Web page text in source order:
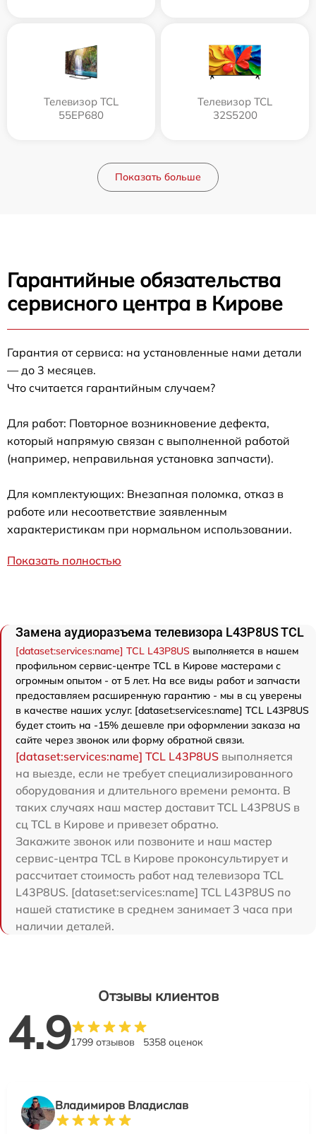
Телевизор TCL
55EP680
Телевизор TCL
32S5200
Показать больше
Гарантийные обязательства
сервисного центра в Кирове
Гарантия от сервиса: на установленные нами детали
— до 3 месяцев.
Что считается гарантийным случаем?
Для работ: Повторное возникновение дефекта,
который напрямую связан с выполненной работой
(например, неправильная установка запчасти).
Для комплектующих: Внезапная поломка, отказ в
работе или несоответствие заявленным
характеристикам при нормальном использовании.
Показать полностью
Замена аудиоразъема телевизора L43P8US TCL
[dataset:services:name] TCL L43P8US выполняется в нашем
профильном сервис-центре TCL в Кирове мастерами с
огромным опытом - от 5 лет. На все виды работ и запчасти
предоставляем расширенную гарантию - мы в сц уверены
в качестве наших услуг. [dataset:services:name] TCL L43P8US
будет стоить на -15% дешевле при оформлении заказа на
сайте через звонок или форму обратной связи.
[dataset:services:name] TCL L43P8US выполняется
на выезде, если не требует специализированного
оборудования и длительного времени ремонта. В
таких случаях наш мастер доставит TCL L43P8US в
сц TCL в Кирове и привезет обратно.
Закажите звонок или позвоните и наш мастер
сервис-центра TCL в Кирове проконсультирует и
рассчитает стоимость работ над телевизора TCL
L43P8US. [dataset:services:name] TCL L43P8US по
нашей статистике в среднем занимает 3 часа при
наличии деталей.
Отзывы клиентов
4.91799 отзывов 5358 оценок
Владимиров Владислав